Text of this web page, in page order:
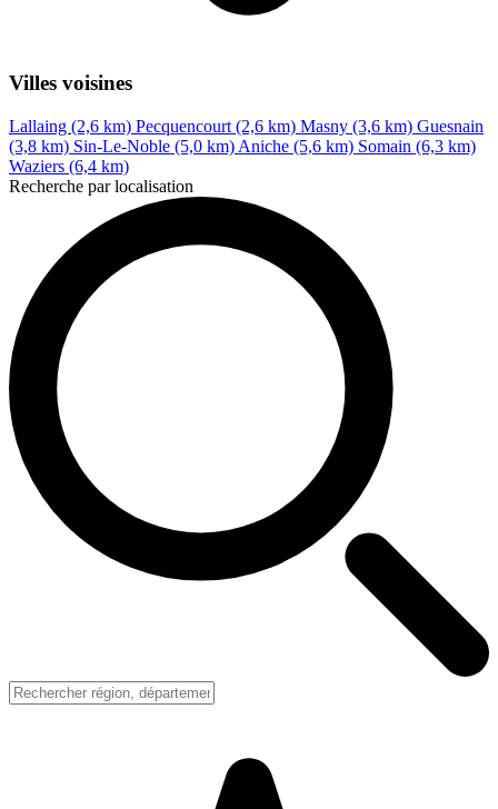
Villes voisines
Lallaing (2,6 km) Pecquencourt (2,6 km) Masny (3,6 km) Guesnain
(3,8 km) Sin-Le-Noble (5,0 km) Aniche (5,6 km) Somain (6,3 km)
Waziers (6,4 km)
Recherche par localisation